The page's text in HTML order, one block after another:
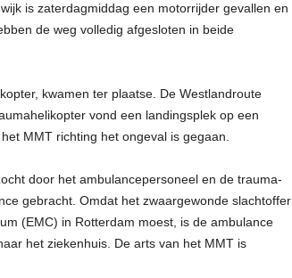
is zaterdagmiddag een motorrijder gevallen en
de weg volledig afgesloten in beide
kwamen ter plaatse. De Westlandroute
vond een landingsplek op een
MMT richting het ongeval is gegaan.
door het ambulancepersoneel en de trauma-
gebracht. Omdat het zwaargewonde slachtoffer
(EMC) in Rotterdam moest, is de ambulance
het ziekenhuis. De arts van het MMT is